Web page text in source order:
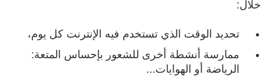
خلال:
تحديد الوقت الذي تستخدم فيه الإنترنت كل يوم،
ممارسة أنشطة أخرى للشعور بإحساس المتعة:
الرياضة أو الهوايات...